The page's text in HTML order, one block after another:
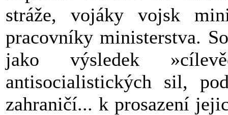
stráže, vojáky vojsk
pracovníky ministerstva.
jako výsledek
antisocialistických sil,
zahraničí... k prosazení